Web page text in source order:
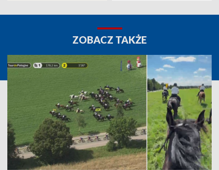
ZOBACZ TAKŻE